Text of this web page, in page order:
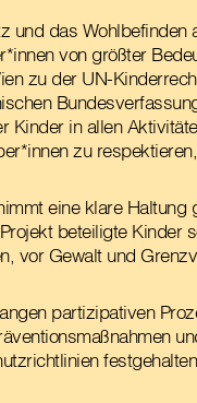
und das Wohlbefinden
von größter
zu der UN-
Kinder in allen
zu
eine klare
beteiligte Kinder
vor Gewalt und
partizipativen